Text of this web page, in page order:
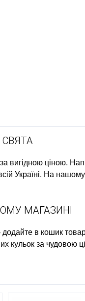
за вигідною ціною.
Україні. На
МАГАЗИНІ
додайте в кошик
кульок за чудовою